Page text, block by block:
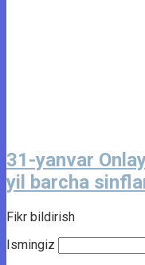
31-yanvar
yil barcha
Fikr bildirish
Ismingiz